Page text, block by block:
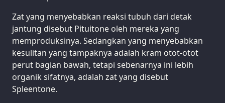
Zat yang menyebabkan reaksi tubuh dari detak
jantung disebut Pituitone oleh mereka yang
memproduksinya. Sedangkan yang menyebabkan
kesulitan yang tampaknya adalah kram otot-otot
perut bagian bawah, tetapi sebenarnya ini lebih
organik sifatnya, adalah zat yang disebut
Spleentone.